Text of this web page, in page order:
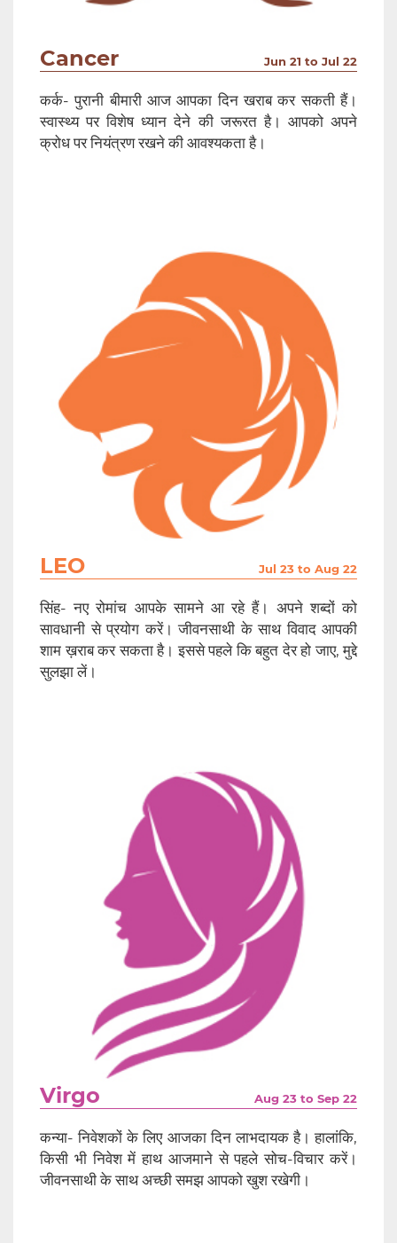
Cancer Jun 21 to Jul 22
कर्क- पुरानी बीमारी आज आपका दिन खराब कर सकती हैं।
स्वास्थ्य पर विशेष ध्यान देने की जरूरत है। आपको अपने
क्रोध पर नियंत्रण रखने की आवश्यकता है।
LEO Jul 23 to Aug 22
सिंह- नए रोमांच आपके सामने आ रहे हैं। अपने शब्दों को
सावधानी से प्रयोग करें। जीवनसाथी के साथ विवाद आपकी
शाम ख़राब कर सकता है। इससे पहले कि बहुत देर हो जाए, मुद्दे
सुलझा लें।
Virgo Aug 23 to Sep 22
कन्या- निवेशकों के लिए आजका दिन लाभदायक है। हालांकि,
किसी भी निवेश में हाथ आजमाने से पहले सोच-विचार करें।
जीवनसाथी के साथ अच्छी समझ आपको खुश रखेगी।